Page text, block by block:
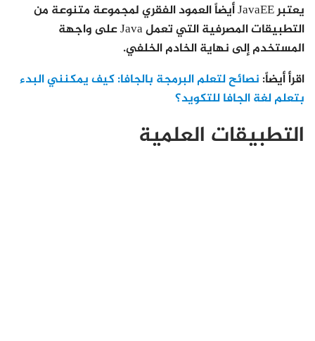
يعتبر JavaEE أيضاً العمود الفقري لمجموعة متنوعة من
التطبيقات المصرفية التي تعمل Java على واجهة
المستخدم إلى نهاية الخادم الخلفي.
اقرأ أيضاً: نصائح لتعلم البرمجة بالجافا: كيف يمكنني البدء
بتعلم لغة الجافا للتكويد؟
التطبيقات العلمية